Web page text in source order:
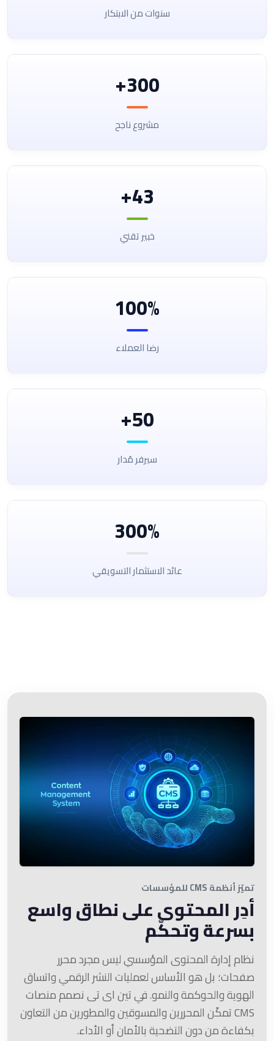
سنوات من الابتكار
300+
مشروع ناجح
43+
خبير تقني
100%
رضا العملاء
50+
سيرفر مُدار
300%
عائد الاستثمار التسويقي
تميّز أنظمة CMS للمؤسسات
أدِر المحتوى على نطاق واسع
بسرعة وتحكّم
نظام إدارة المحتوى المؤسسي ليس مجرد محرر
صفحات؛ بل هو الأساس لعمليات النشر الرقمي واتساق
الهوية والحوكمة والنمو. في تين اى تى نصمم منصات
CMS تمكّن المحررين والمسوقين والمطورين من التعاون
بكفاءة من دون التضحية بالأمان أو الأداء.